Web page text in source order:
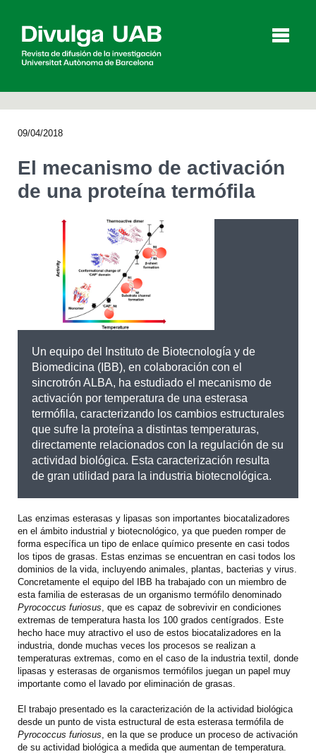
English Català
BUSCAR
09/04/2018
El mecanismo de activación
de una proteína termófila
Un equipo del Instituto de Biotecnología y de
Biomedicina (IBB), en colaboración con el
sincrotrón ALBA, ha estudiado el mecanismo de
activación por temperatura de una esterasa
termófila, caracterizando los cambios estructurales
que sufre la proteína a distintas temperaturas,
directamente relacionados con la regulación de su
actividad biológica. Esta caracterización resulta
de gran utilidad para la industria biotecnológica.
Las enzimas esterasas y lipasas son importantes biocatalizadores
en el ámbito industrial y biotecnológico, ya que pueden romper de
forma específica un tipo de enlace químico presente en casi todos
los tipos de grasas. Estas enzimas se encuentran en casi todos los
dominios de la vida, incluyendo animales, plantas, bacterias y virus.
Concretamente el equipo del IBB ha trabajado con un miembro de
esta familia de esterasas de un organismo termófilo denominado
Pyrococcus furiosus, que es capaz de sobrevivir en condiciones
extremas de temperatura hasta los 100 grados centígrados. Este
hecho hace muy atractivo el uso de estos biocatalizadores en la
industria, donde muchas veces los procesos se realizan a
temperaturas extremas, como en el caso de la industria textil, donde
lipasas y esterasas de organismos termófilos juegan un papel muy
importante como el lavado por eliminación de grasas.
El trabajo presentado es la caracterización de la actividad biológica
desde un punto de vista estructural de esta esterasa termófila de
Pyrococcus furiosus, en la que se produce un proceso de activación
de su actividad biológica a medida que aumentan de temperatura.